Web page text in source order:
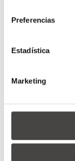
Preferencias
Estadística
Marketing